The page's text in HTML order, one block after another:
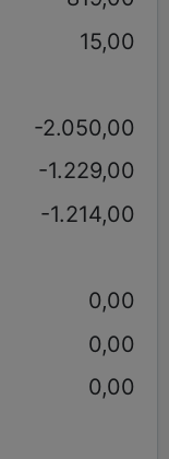
15,00
-2.050,00
-1.229,00
-1.214,00
0,00
0,00
0,00